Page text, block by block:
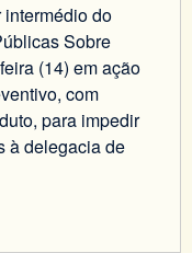
do
Sobre
(14) em ação
com
para impedir
à delegacia de